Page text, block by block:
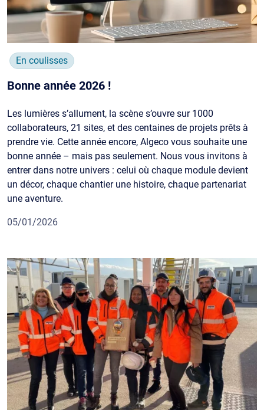
En coulisses
Bonne année 2026 !
Les lumières s’allument, la scène s’ouvre sur 1000
collaborateurs, 21 sites, et des centaines de projets prêts à
prendre vie. Cette année encore, Algeco vous souhaite une
bonne année – mais pas seulement. Nous vous invitons à
entrer dans notre univers : celui où chaque module devient
un décor, chaque chantier une histoire, chaque partenariat
une aventure.
05/01/2026